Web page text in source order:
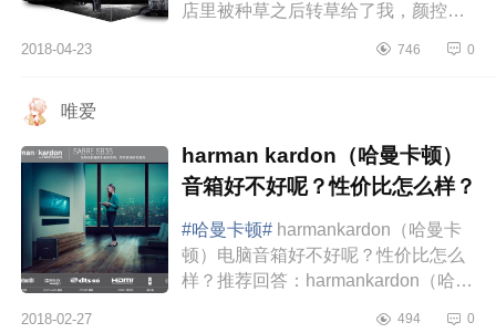
店里被种草之后转草给了我，颜控完
两个低音炮可以满足喜欢美式音效
2018-04-23 746 0
唯爱
harman kardon（哈曼卡顿）
音箱好不好呢？性价比怎么样？
#哈曼卡顿# harmankardon（哈曼卡
顿）电脑音箱好不好呢？性价比怎么
样？推荐回答：harmankardon（哈曼
2018-02-27 494 0